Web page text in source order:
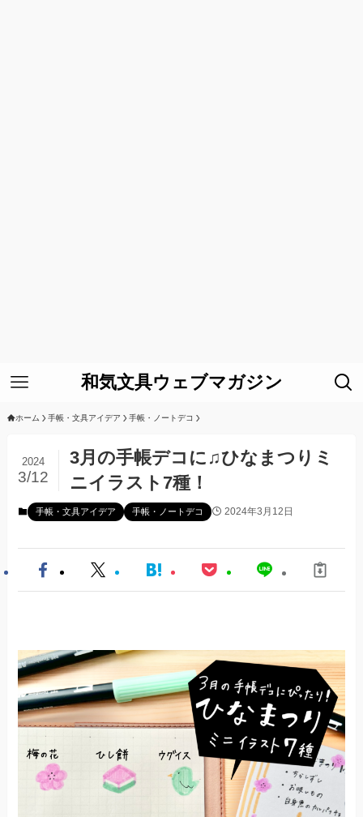
和気文具ウェブマガジン
ホーム 手帳・文具アイデア 手帳・ノートデコ
3月の手帳デコに♫ひなまつりミ
ニイラスト7種！
2024
3/12
手帳・文具アイデア 手帳・ノートデコ 2024年3月12日